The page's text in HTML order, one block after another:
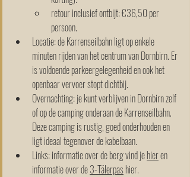
retour inclusief ontbijt: €36,50 per
persoon.
Locatie: de Karrenseilbahn ligt op enkele
minuten rijden van het centrum van Dornbirn. Er
is voldoende parkeergelegenheid en ook het
openbaar vervoer stopt dichtbij.
Overnachting: je kunt verblijven in Dornbirn zelf
of op de camping onderaan de Karrenseilbahn.
Deze camping is rustig, goed onderhouden en
ligt ideaal tegenover de kabelbaan.
Links: informatie over de berg vind je hier en
informatie over de 3-Tälerpas hier.